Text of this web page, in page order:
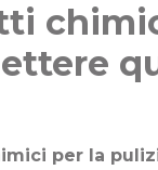
per la